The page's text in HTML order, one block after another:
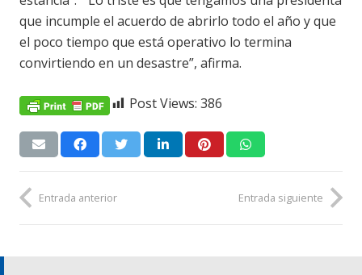
que incumple el acuerdo de abrirlo todo el año y que
el poco tiempo que está operativo lo termina
convirtiendo en un desastre”, afirma.
Post Views: 386
Entrada anterior Entrada siguiente